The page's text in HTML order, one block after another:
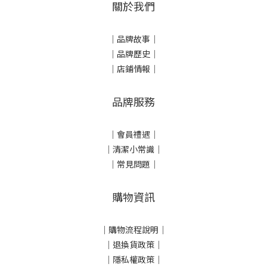
關於我們
｜ 品牌故事 ｜
｜品牌歷史 ｜
｜店鋪情報｜
品牌服務
｜會員禮遇｜
｜清潔小常識｜
｜常見問題｜
購物資訊
｜ 購物流程說明 ｜
｜ 退換貨政策 ｜
｜ 隱私權政策 ｜